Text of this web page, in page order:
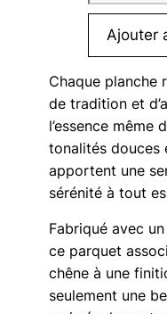
de
Parquet
chêne
vieilli
Coton
Ajouter
Chaque planche
de tradition et
l’essence même
tonalités douces
apportent une
sérénité à tout
Fabriqué avec
ce parquet
chêne à une
seulement une